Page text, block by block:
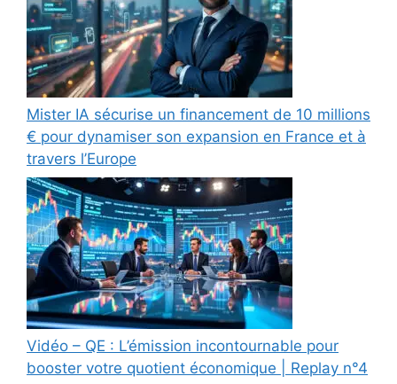
Mister IA sécurise un financement de 10 millions
€ pour dynamiser son expansion en France et à
travers l’Europe
Vidéo – QE : L’émission incontournable pour
booster votre quotient économique | Replay n°4